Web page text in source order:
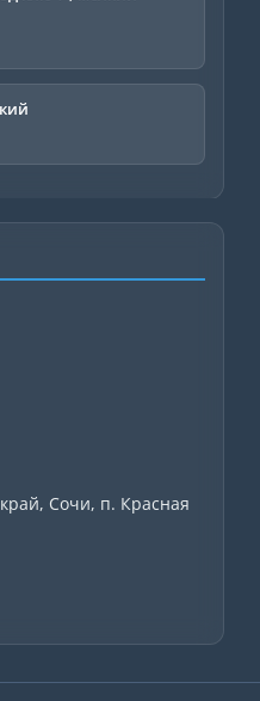
Сочи, п. Красная